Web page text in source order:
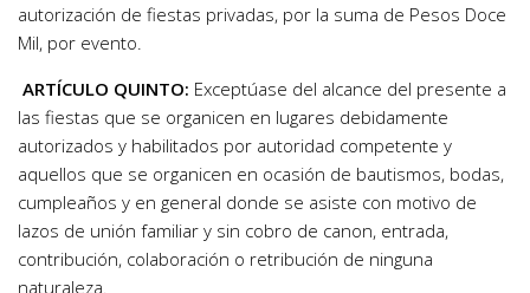
autorización de fiestas privadas, por la suma de Pesos Doce
Mil, por evento.
ARTÍCULO QUINTO: Exceptúase del alcance del presente a
las fiestas que se organicen en lugares debidamente
autorizados y habilitados por autoridad competente y
aquellos que se organicen en ocasión de bautismos, bodas,
cumpleaños y en general donde se asiste con motivo de
lazos de unión familiar y sin cobro de canon, entrada,
contribución, colaboración o retribución de ninguna
naturaleza.